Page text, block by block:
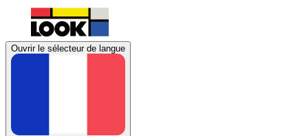
Ouvrir le sélecteur de langue